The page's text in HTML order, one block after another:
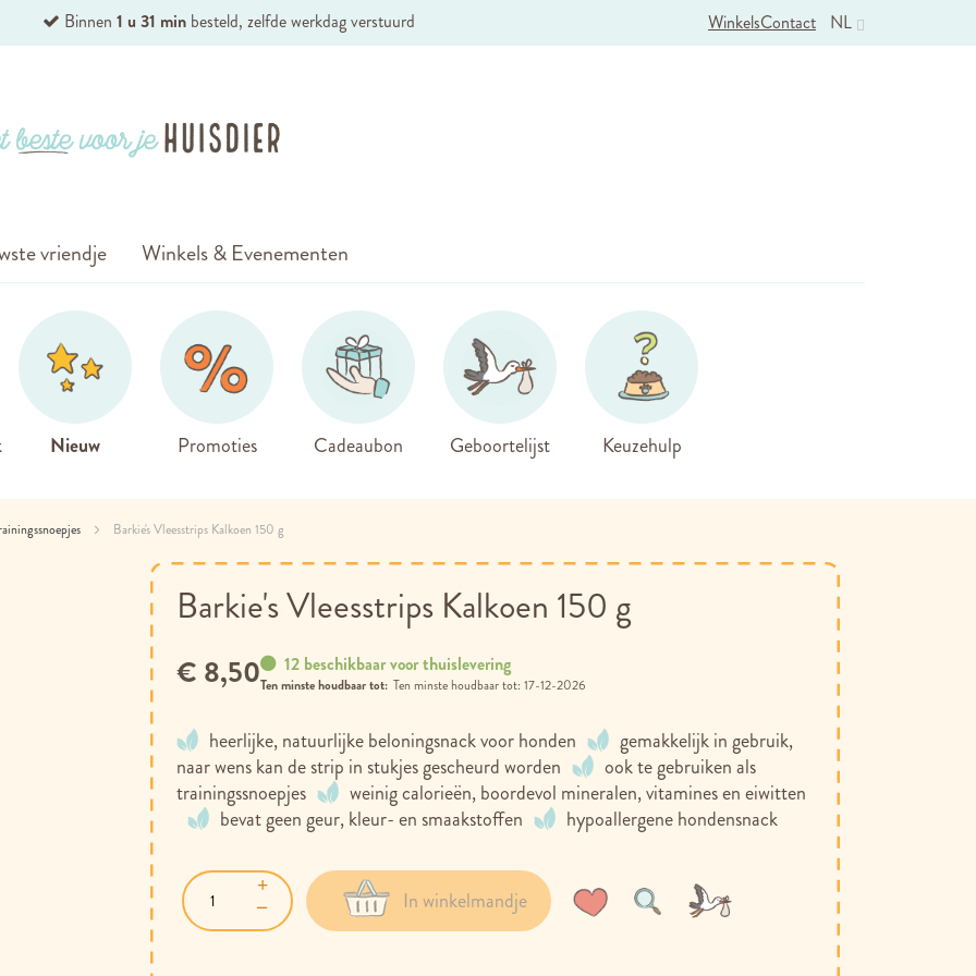
Binnen 1 u 31 minbesteld, zelfde werkdag verstuurd NL
WinkelsContact
Nieuw Promoties Cadeaubon Geboortelijst Keuzehulp
vriendje Winkels & Evenementen
Barkie's Vleesstrips Kalkoen 150 g
Barkie's Vleesstrips Kalkoen 150 g
heerlijke, natuurlijke beloningsnack voor honden
gemakkelijk in gebruik,
naar wens kan de strip in stukjes gescheurd worden
ook te gebruiken als
trainingssnoepjes
weinig calorieën, boordevol mineralen, vitamines en eiwitten
bevat geen geur, kleur- en smaakstoffen
hypoallergene hondensnack
12 beschikbaar voor thuislevering
Ten minste houdbaar tot: 17-12-2026
€ 8,50
Voeg
Toevoegen
In winkelmandje